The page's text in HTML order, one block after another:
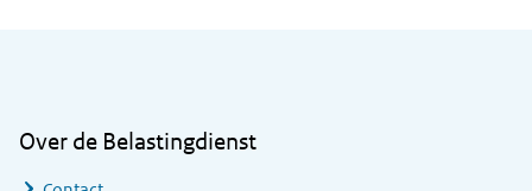
Over de Belastingdienst